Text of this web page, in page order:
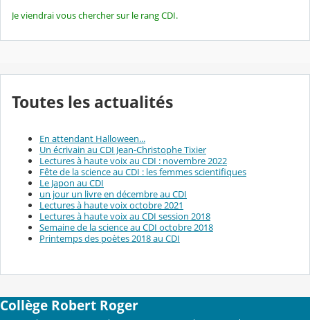
Je viendrai vous chercher sur le rang CDI.
Toutes les actualités
En attendant Halloween...
Un écrivain au CDI Jean-Christophe Tixier
Lectures à haute voix au CDI : novembre 2022
Fête de la science au CDI : les femmes scientifiques
Le Japon au CDI
un jour un livre en décembre au CDI
Lectures à haute voix octobre 2021
Lectures à haute voix au CDI session 2018
Semaine de la science au CDI octobre 2018
Printemps des poètes 2018 au CDI
Collège Robert Roger